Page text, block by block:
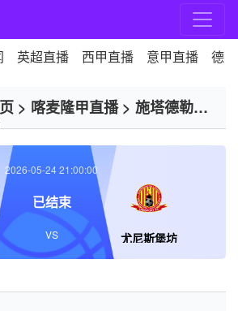
英超直播 西甲直播 意甲直播 德
> 喀麦隆甲直播> 施塔德勒纳
尤尼斯堡坊
2026-05-24 21:00:00
已结束
VS